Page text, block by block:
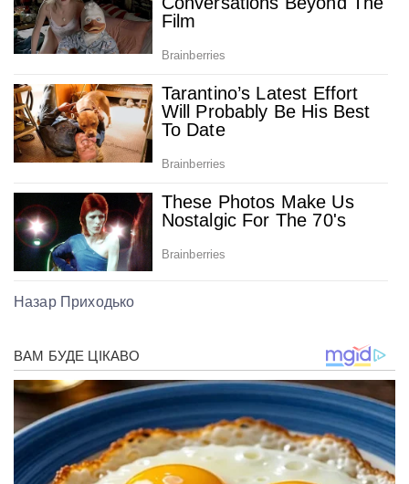
Назар Приходько